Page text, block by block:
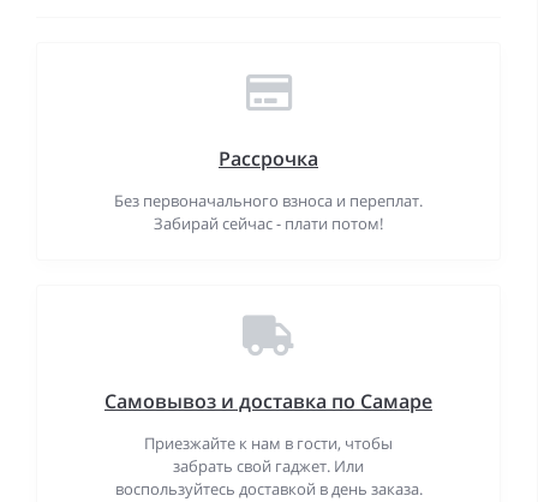
Рассрочка
Без первоначального взноса и переплат.
Забирай сейчас - плати потом!
Самовывоз и доставка по Самаре
Приезжайте к нам в гости, чтобы
забрать свой гаджет. Или
воспользуйтесь доставкой в день заказа.